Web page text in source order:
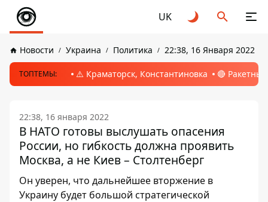
UK
Новости Украина Политика 22:38, 16 Января 2022
ТОПТЕМЫ: ⚠️ Краматорск, Константиновка 🔴
22:38, 16 января 2022
В НАТО готовы выслушать опасения
России, но гибкость должна проявить
Москва, а не Киев – Столтенберг
Он уверен, что дальнейшее вторжение в
Украину будет большой стратегической